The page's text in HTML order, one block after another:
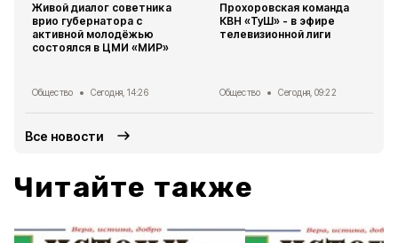
Живой диалог советника
врио губернатора с
активной молодёжью
состоялся в ЦМИ «МИР»
Общество Сегодня, 14:26
Прохоровская команда
КВН «ТуШ» - в эфире
телевизионной лиги
Общество Сегодня, 09:22
Все новости
Читайте также